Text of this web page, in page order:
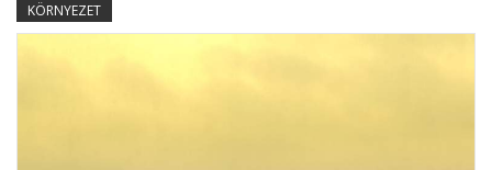
KÖRNYEZET